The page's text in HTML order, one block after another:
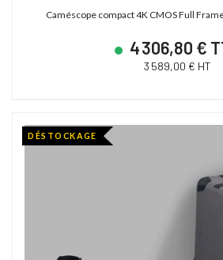
Caméscope compact 4K CMOS Full
4 306,80 €
3 589,00 € HT
DÉSTOCKAGE